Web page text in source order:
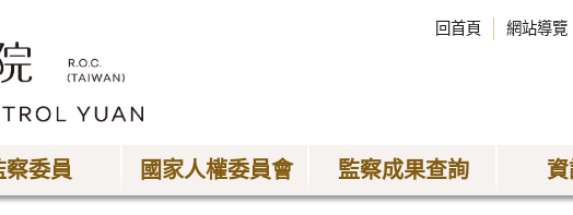
回首頁 網站導覽
察委員 國家人權委員會 監察成果查詢 資